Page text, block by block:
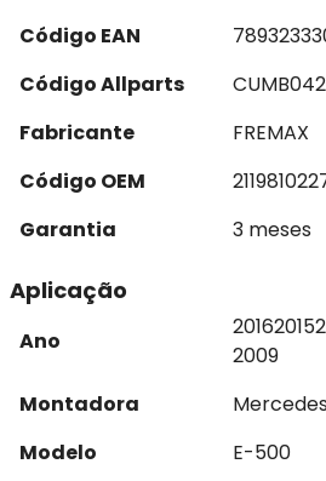
Código EAN
Código Allparts
Fabricante
FREMAX
Código OEM
Garantia
3 meses
Aplicação
Ano
20162015
2009
Montadora
Modelo
E-500